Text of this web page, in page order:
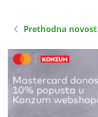
Prethodna novost